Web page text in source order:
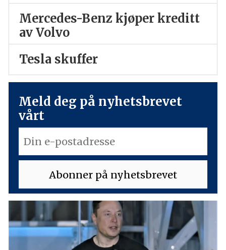
Mercedes-Benz kjøper kreditt
av Volvo
Tesla skuffer
Meld deg på nyhetsbrevet
vårt